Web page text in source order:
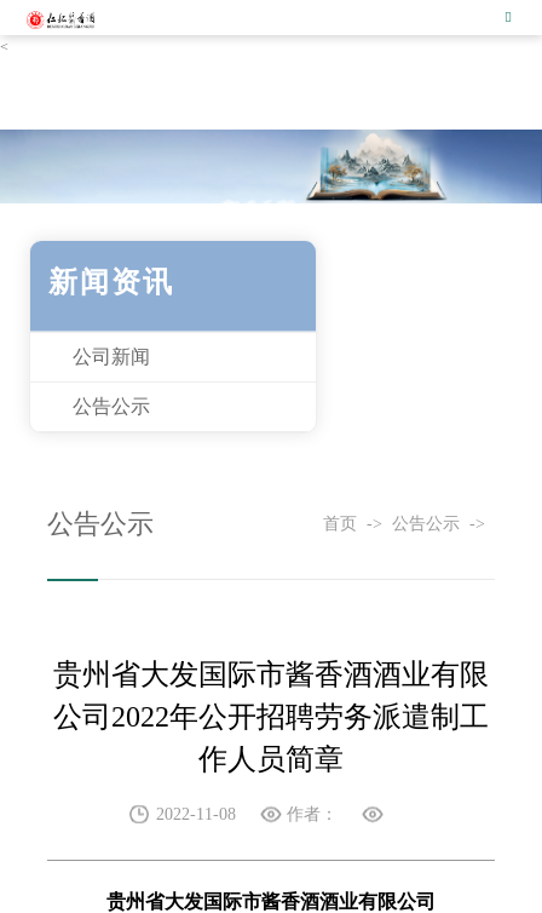
大发国际·(中国区)有限公司官网
<
新闻资讯
公司新闻
公告公示
公告公示 首页->公告公示->
贵州省大发国际市酱香酒酒业有限
公司2022年公开招聘劳务派遣制工
作人员简章
2022-11-08 作者：
贵州省大发国际市酱香酒酒业有限公司